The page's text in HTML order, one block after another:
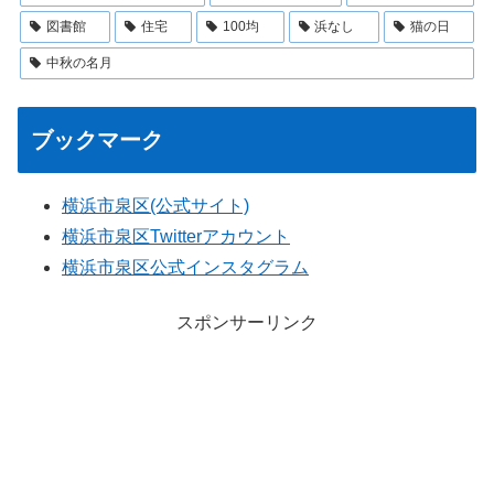
図書館 住宅 100均 浜なし 猫の日
中秋の名月
ブックマーク
横浜市泉区(公式サイト)
横浜市泉区Twitterアカウント
横浜市泉区公式インスタグラム
スポンサーリンク